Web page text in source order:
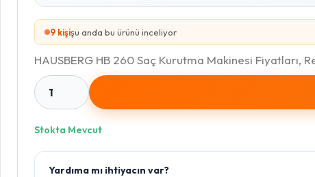
9 kişişu anda bu ürünü inceliyor
HAUSBERG HB 260 Saç Kurutma Makinesi
1
Stokta Mevcut
Yardıma mı ihtiyacın var?